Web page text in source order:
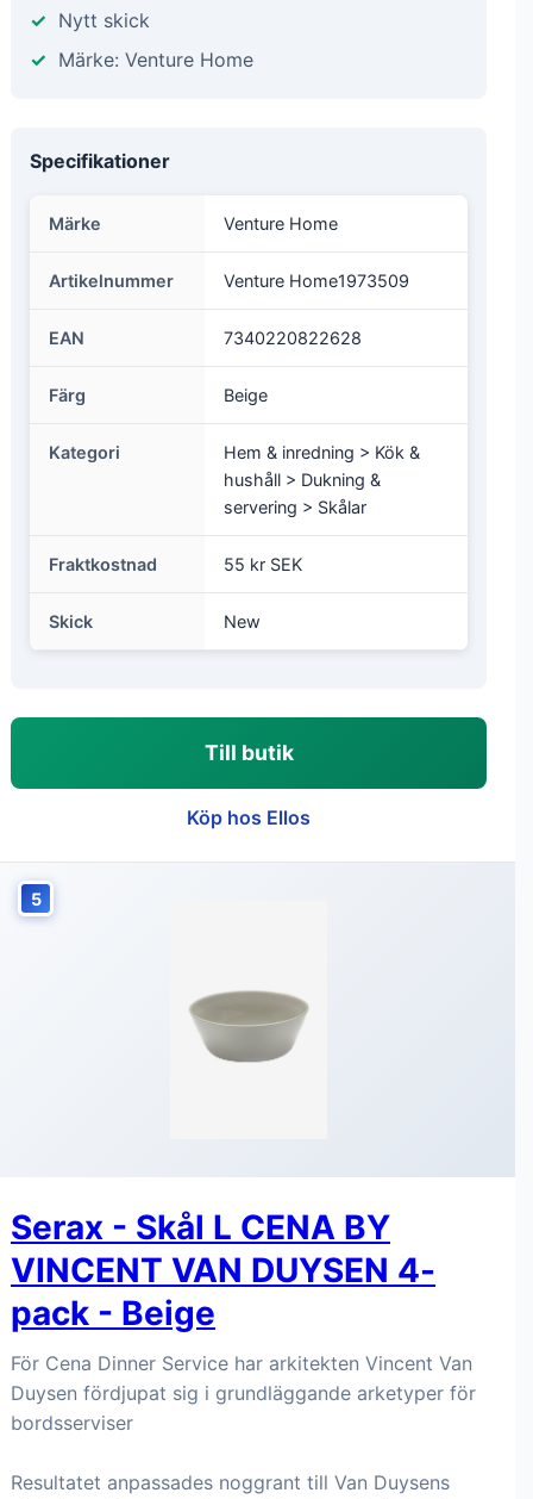
Nytt skick
Märke: Venture Home
Specifikationer
Märke Venture Home
Artikelnummer Venture Home1973509
EAN 7340220822628
Färg Beige
Kategori
Hem & inredning > Kök &
hushåll > Dukning &
servering > Skålar
Fraktkostnad 55 kr SEK
Skick New
Till butik
Köp hos Ellos
5
Serax - Skål L CENA BY
VINCENT VAN DUYSEN 4-
pack - Beige
För Cena Dinner Service har arkitekten Vincent Van
Duysen fördjupat sig i grundläggande arketyper för
bordsserviser
Resultatet anpassades noggrant till Van Duysens